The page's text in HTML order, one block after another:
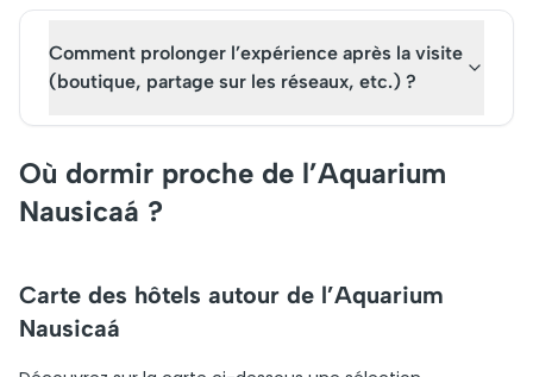
Comment prolonger l’expérience après la visite
(boutique, partage sur les réseaux, etc.) ?
Où dormir proche de l’Aquarium
Nausicaá ?
Carte des hôtels autour de l’Aquarium
Nausicaá